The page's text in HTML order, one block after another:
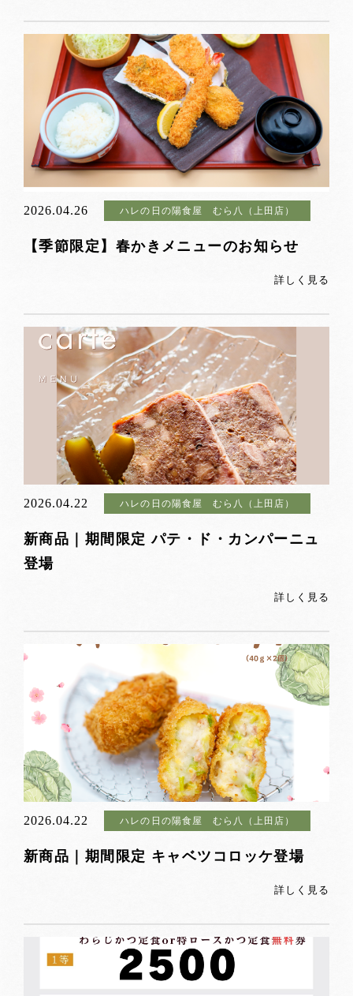
2026.04.26 ハレの日の陽食屋 むら八（上田店）
【季節限定】春かきメニューのお知らせ
詳しく見る
2026.04.22 ハレの日の陽食屋 むら八（上田店）
新商品｜期間限定 パテ・ド・カンパーニュ
登場
詳しく見る
2026.04.22 ハレの日の陽食屋 むら八（上田店）
新商品｜期間限定 キャベツコロッケ登場
詳しく見る